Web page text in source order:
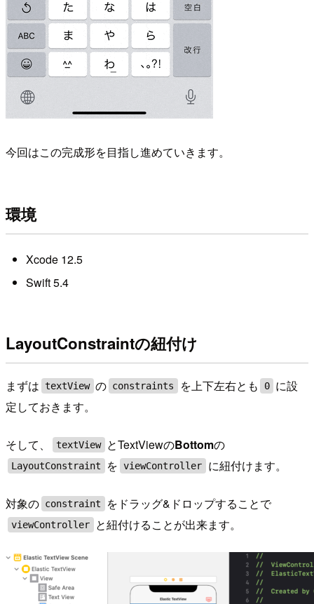
今回はこの完成形を目指し進めていきます。
環境
Xcode 12.5
Swift 5.4
LayoutConstraintの紐付け
まずは textView の constraints を上下左右とも 0 に設
定しておきます。
そして、 textView とTextViewのBottomの
LayoutConstraint を viewController に紐付けます。
対象の constraint をドラッグ&ドロップすることで
viewController と紐付けることが出来ます。